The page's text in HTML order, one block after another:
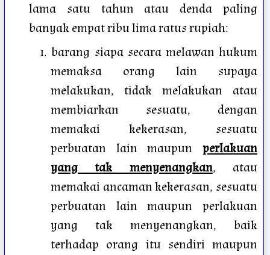
lama satu tahun atau denda paling
banyak empat ribu lima ratus rupiah:
1. barang siapa secara melawan hukum
memaksa orang lain supaya
melakukan, tidak melakukan atau
membiarkan sesuatu, dengan
memakai kekerasan, sesuatu
perbuatan lain maupun perlakuan
yang tak menyenangkan, atau
memakai ancaman kekerasan, sesuatu
perbuatan lain maupun perlakuan
yang tak menyenangkan, baik
terhadap orang itu sendiri maupun